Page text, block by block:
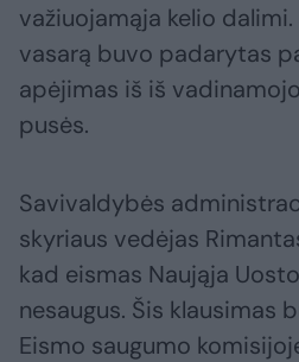
važiuojamąja kelio
vasarą buvo padarytas
apėjimas iš iš
pusės.
Savivaldybės
skyriaus vedėjas
kad eismas Naująja
nesaugus. Šis klausimas
Eismo saugumo